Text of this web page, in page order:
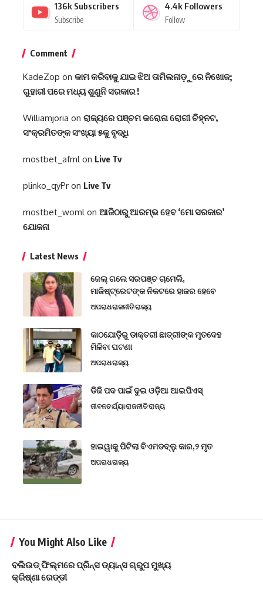
136k Subscribers
Subscribe
4.4k Followers
Follow
Comment
KadeZop on କାମ କରିବାକୁ ଯାଇ ଝିଅ ତାମିଲନାଡ଼ୁରେ ନିଖୋଜ;
ଗୁହାରୀ ପରେ ମଧ୍ୟ ଶୁଣୁନି ସରକାର !
Williamjoria on ରାଜ୍ୟରେ ପଞ୍ଚମ କରୋନା ରୋଗୀ ଚିହ୍ନଟ,
ସଂକ୍ରମିତଙ୍କ ସଂଖ୍ୟା ୫କୁ ବୃଦ୍ଧି
mostbet_afmlon Live Tv
plinko_qyPr on Live Tv
mostbet_womlon ଆଜିଠାରୁ ଆରମ୍ଭ ହେବ ‘ମୋ ସରକାର’
ଯୋଜନା
Latest News
ଜେଲ୍ ଗଲେ ସରପଞ୍ଚ ଚାମେଲି,
ମାଜିଷ୍ଟ୍ରେଟଙ୍କ ନିକଟରେ ହାଜର ହେବେ
ଅପରାଧରାଜନୀତିରାଜ୍ୟ
କାଠଯୋଡ଼ିରୁ ଡାକ୍ତରୀ ଛାତ୍ରୀଙ୍କ ମୃତଦେହ
ମିଳିବା ଘଟଣା
ଅପରାଧରାଜ୍ୟ
ଡିଜି ପଦ ପାଇଁ ଦୁଇ ଓଡ଼ିଆ ଆଇପିଏସ୍
ଜୀବନଚର୍ଯ୍ୟାରାଜନୀତିରାଜ୍ୟ
ହାଇୱାକୁ ପିଟିଲା ବିଏମଡବ୍ଲୁ କାର,୨ ମୃତ
ଅପରାଧରାଜ୍ୟ
You Might Also Like
ବଲିଉଡ୍‌ ଫିଲ୍ମରେ ପ୍ରିନ୍ସ ଡ୍ୟାନ୍ସ ଗ୍ରୁପ ମୁଖ୍ୟ
କ୍ରିଷ୍ଣା ରେଡ୍ଡୀ